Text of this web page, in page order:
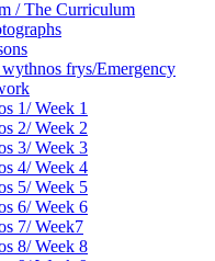
/ The Curriculum
frys/Emergency
1/ Week 1
2/ Week 2
3/ Week 3
4/ Week 4
5/ Week 5
6/ Week 6
7/ Week7
8/ Week 8